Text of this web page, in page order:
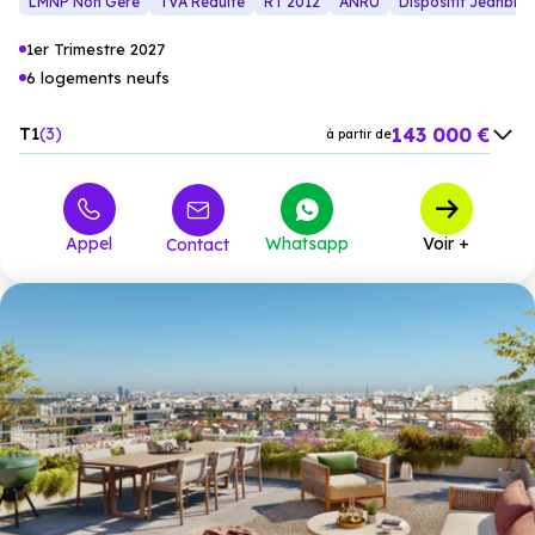
1er Trimestre 2027
6 logements neufs
T1 3 à partir de143 000 €
à partir de 406 000 €
Appel Contact Whatsapp Voir +